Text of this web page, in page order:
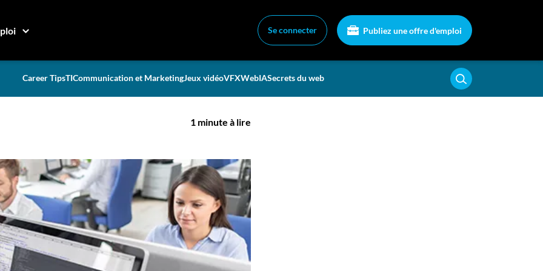
Se connecter Publiez une offre d'emploi
Career TipsTICommunication et MarketingJeux vidéoVFXWebIASecrets du web
en demande
les plus en
1 minute à lire